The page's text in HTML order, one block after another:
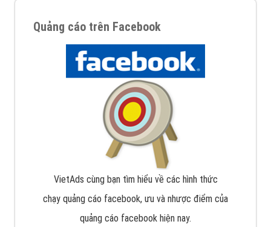
Quảng cáo trên Facebook
VietAds cùng bạn tìm hiểu về các hình thức
chạy quảng cáo facebook, ưu và nhược điểm của
quảng cáo facebook hiện nay.